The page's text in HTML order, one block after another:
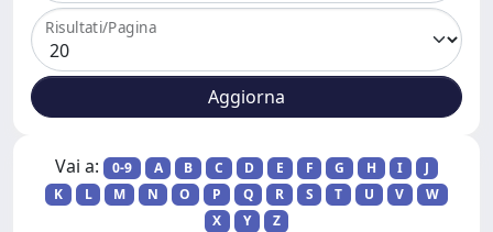
Risultati/Pagina
Vai a: 0-9 A B C D E F G H I
J
K
L M N O P Q R S T U V
W
X
Y Z